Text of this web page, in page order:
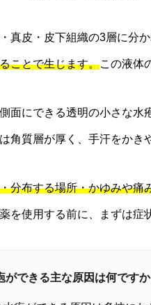
真皮・皮下組織の3層に分か
ことで生じます。この液体
面にできる透明の小さな水
角質層が厚く、手汗をかき
分布する場所・かゆみや
を使用する前に、まずは症
ができる主な原因は何ですか